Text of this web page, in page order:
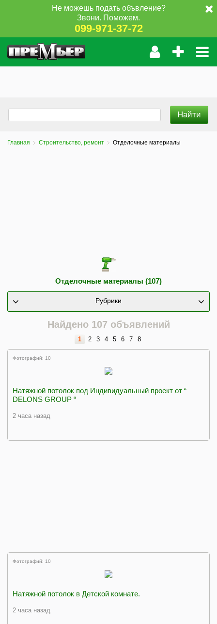
Не можешь подать объвление?
Звони. Поможем.
099-971-37-72
Главная Строительство, ремонт Отделочные материалы
Отделочные материалы (107)
Рубрики
Найдено 107 объявлений
1 2 3 4 5 6 7 8
Фотографий: 10
Натяжной потолок под Индивидуальный проект от “
DELONS GROUP “
2 часа назад
Фотографий: 10
Натяжной потолок в Детской комнате.
2 часа назад